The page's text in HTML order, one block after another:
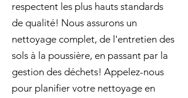
respectent les plus hauts standards
de qualité! Nous assurons un
nettoyage complet, de l'entretien des
sols à la poussière, en passant par la
gestion des déchets! Appelez-nous
pour planifier votre nettoyage en